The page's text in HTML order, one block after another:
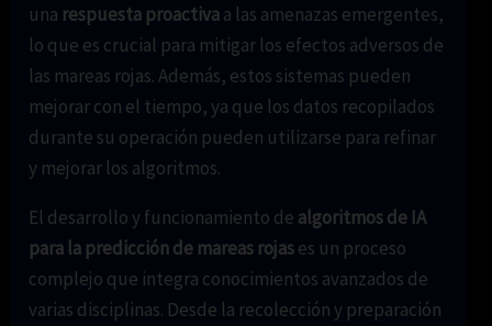
una respuesta proactivaa las amenazas emergentes,
lo que es crucial para mitigar los efectos adversos de
las mareas rojas. Además, estos sistemas pueden
mejorar con el tiempo, ya que los datos recopilados
durante su operación pueden utilizarse para refinar
y mejorar los algoritmos.
El desarrollo y funcionamiento de algoritmos de IA
para la predicción de mareas rojases un proceso
complejo que integra conocimientos avanzados de
varias disciplinas. Desde la recolección y preparación